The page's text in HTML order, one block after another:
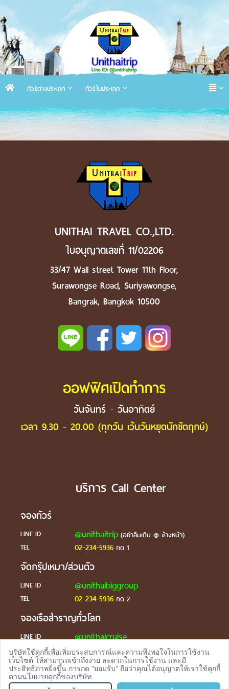
ทัวร์ต่างประเทศ ทัวร์ในประเทศ
จองทัวร TEL
UNITHAI TRAVEL CO.,LTD.
ใบอนุญาตเลขที่ 11/02206
33/47 Wall street Tower 11th Floor,
Surawongse Road, Suriyawongse,
Bangrak, Bangkok 10500
ออฟฟิศเปิดทำการ
วันจันทร์ - วันอาทิตย์
เวลา 9.30 - 20.00 (ทุกวัน เว้นวันหยุดนักขัตฤกษ์)
บริการ Call Center
จองทัวร์
LINE ID @unithaitrip(อย่าลืมเติม @ ข้างหน้า)
TEL
02-234-5936กด 1
จัดกรุ๊ปเหมา/ส่วนตัว
LINE ID @unithaibiggroup
TEL 02-234-5936กด 2
จองเรือสำราญทั่วโลก
LINE ID @unithaicruise
ร้องเรียน
LINE ID @unithaicare
บริษัทใช้คุกกี้เพื่อเพิ่มประสบการณ์และความพึงพอใจในการใช้งาน
เว็บไซต์ ให้สามารถเข้าถึงง่าย สะดวกในการใช้งาน และมี
ประสิทธิภาพยิ่งขึ้น การกด “ยอมรับ” ถือว่าคุณได้อนุญาตให้เราใช้คุกกี้
ตามนโยบายคุกกี้ของบริษัท